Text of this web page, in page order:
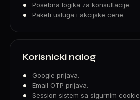
Posebna logika za konsultacije.
Paketi usluga i akcijske cene.
Korisnicki nalog
Google prijava.
Email OTP prijava.
Session sistem sa sigurnim